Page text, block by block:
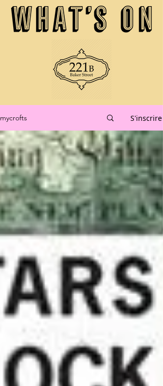
mycrofts S'inscrire